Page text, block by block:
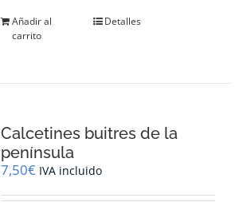
Añadir al
carrito
Detalles
Calcetines buitres de la
península
7,50€ IVA incluido